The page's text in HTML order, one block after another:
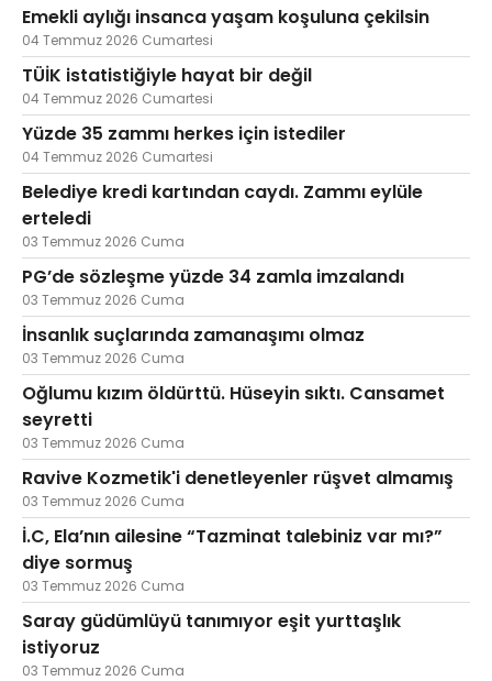
Emekli aylığı insanca yaşam koşuluna çekilsin
04 Temmuz 2026 Cumartesi
TÜİK istatistiğiyle hayat bir değil
04 Temmuz 2026 Cumartesi
Yüzde 35 zammı herkes için istediler
04 Temmuz 2026 Cumartesi
Belediye kredi kartından caydı. Zammı eylüle
erteledi
03 Temmuz 2026 Cuma
PG’de sözleşme yüzde 34 zamla imzalandı
03 Temmuz 2026 Cuma
İnsanlık suçlarında zamanaşımı olmaz
03 Temmuz 2026 Cuma
Oğlumu kızım öldürttü. Hüseyin sıktı. Cansamet
seyretti
03 Temmuz 2026 Cuma
Ravive Kozmetik'i denetleyenler rüşvet almamış
03 Temmuz 2026 Cuma
İ.C, Ela’nın ailesine “Tazminat talebiniz var mı?”
diye sormuş
03 Temmuz 2026 Cuma
Saray güdümlüyü tanımıyor eşit yurttaşlık
istiyoruz
03 Temmuz 2026 Cuma